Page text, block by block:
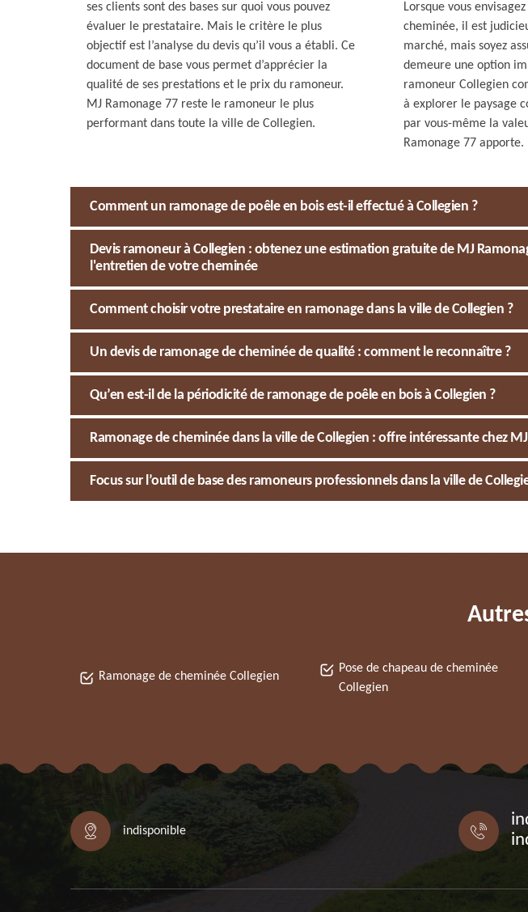
ses clients sont des bases sur quoi vous pouvez
évaluer le prestataire. Mais le critère le plus
objectif est l’analyse du devis qu’il vous a établi. Ce
document de base vous permet d’apprécier la
qualité de ses prestations et le prix du ramoneur.
MJ Ramonage 77 reste le ramoneur le plus
performant dans toute la ville de Collegien.
Lorsque vous
cheminée, il est
marché, mais soyez
demeure une option
ramoneur Collegien
à explorer le paysage
par vous-même la
Ramonage 77 apporte.
Comment un ramonage de poêle en bois est-il effectué à Collegien ?
Devis ramoneur à Collegien : obtenez une estimation gratuite de MJ
l'entretien de votre cheminée
Comment choisir votre prestataire en ramonage dans la ville de Collegien ?
Un devis de ramonage de cheminée de qualité : comment le reconnaître ?
Qu’en est-il de la périodicité de ramonage de poêle en bois à Collegien ?
Ramonage de cheminée dans la ville de Collegien : offre intéressante chez
Focus sur l’outil de base des ramoneurs professionnels dans la ville de
Ramonage de cheminée Collegien
Pose de chapeau de cheminée
Collegien
indisponible